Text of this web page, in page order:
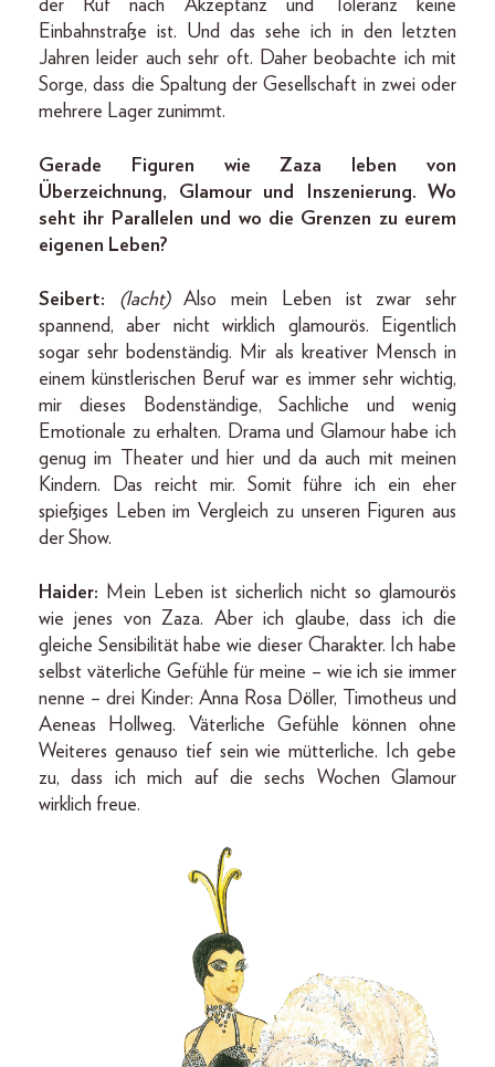
der Ruf nach Akzeptanz und Toleranz keine
Einbahnstraße ist. Und das sehe ich in den letzten
Jahren leider auch sehr oft. Daher beobachte ich mit
Sorge, dass die Spaltung der Gesellschaft in zwei oder
mehrere Lager zunimmt.
Gerade Figuren wie Zaza leben von
Überzeichnung, Glamour und Inszenierung. Wo
seht ihr Parallelen und wo die Grenzen zu eurem
eigenen Leben?
Seibert: (lacht)Also mein Leben ist zwar sehr
spannend, aber nicht wirklich glamourös. Eigentlich
sogar sehr bodenständig. Mir als kreativer Mensch in
einem künstlerischen Beruf war es immer sehr wichtig,
mir dieses Bodenständige, Sachliche und wenig
Emotionale zu erhalten. Drama und Glamour habe ich
genug im Theater und hier und da auch mit meinen
Kindern. Das reicht mir. Somit führe ich ein eher
spießiges Leben im Vergleich zu unseren Figuren aus
der Show.
Haider:
Mein Leben ist sicherlich nicht so glamourös
wie jenes von Zaza. Aber ich glaube, dass ich die
gleiche Sensibilität habe wie dieser Charakter. Ich habe
selbst väterliche Gefühle für meine – wie ich sie immer
nenne – drei Kinder: Anna Rosa Döller, Timotheus und
Aeneas Hollweg. Väterliche Gefühle können ohne
Weiteres genauso tief sein wie mütterliche. Ich gebe
zu, dass ich mich auf die sechs Wochen Glamour
wirklich freue.